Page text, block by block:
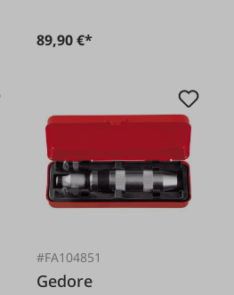
89,90 €*
#FA104851
Gedore